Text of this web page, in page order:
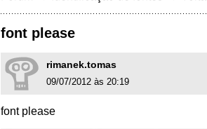
font please
rimanek.tomas
09/07/2012 às 20:19
font please